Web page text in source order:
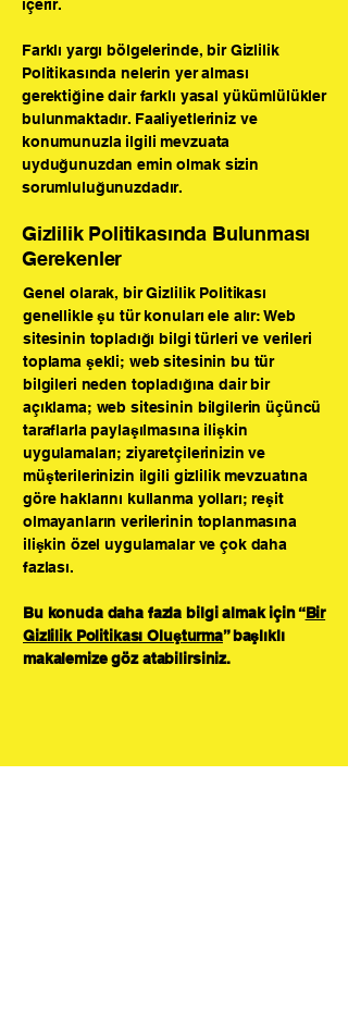
içerir.
Farklı yargı bölgelerinde, bir Gizlilik
Politikasında nelerin yer alması
gerektiğine dair farklı yasal yükümlülükler
bulunmaktadır. Faaliyetleriniz ve
konumunuzla ilgili mevzuata
uyduğunuzdan emin olmak sizin
sorumluluğunuzdadır.
Gizlilik Politikasında Bulunması
Gerekenler
Genel olarak, bir Gizlilik Politikası
genellikle şu tür konuları ele alır: Web
sitesinin topladığı bilgi türleri ve verileri
toplama şekli; web sitesinin bu tür
bilgileri neden topladığına dair bir
açıklama; web sitesinin bilgilerin üçüncü
taraflarla paylaşılmasına ilişkin
uygulamaları; ziyaretçilerinizin ve
müşterilerinizin ilgili gizlilik mevzuatına
göre haklarını kullanma yolları; reşit
olmayanların verilerinin toplanmasına
ilişkin özel uygulamalar ve çok daha
fazlası.
Bu konuda daha fazla bilgi almak için “Bir
Gizlilik Politikası Oluşturma” başlıklı
makalemize göz atabilirsiniz.